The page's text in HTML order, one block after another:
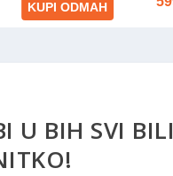
U BIH SVI BILI